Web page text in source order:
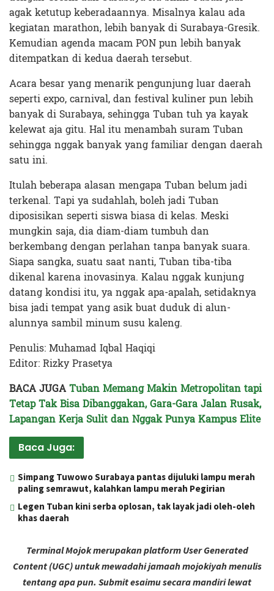
agak ketutup keberadaannya. Misalnya kalau ada
kegiatan marathon, lebih banyak di Surabaya-Gresik.
Kemudian agenda macam PON pun lebih banyak
ditempatkan di kedua daerah tersebut.
Acara besar yang menarik pengunjung luar daerah
seperti expo, carnival, dan festival kuliner pun lebih
banyak di Surabaya, sehingga Tuban tuh ya kayak
kelewat aja gitu. Hal itu menambah suram Tuban
sehingga nggak banyak yang familiar dengan daerah
satu ini.
Itulah beberapa alasan mengapa Tuban belum jadi
terkenal. Tapi ya sudahlah, boleh jadi Tuban
diposisikan seperti siswa biasa di kelas. Meski
mungkin saja, dia diam-diam tumbuh dan
berkembang dengan perlahan tanpa banyak suara.
Siapa sangka, suatu saat nanti, Tuban tiba-tiba
dikenal karena inovasinya. Kalau nggak kunjung
datang kondisi itu, ya nggak apa-apalah, setidaknya
bisa jadi tempat yang asik buat duduk di alun-
alunnya sambil minum susu kaleng.
Penulis:Muhamad Iqbal Haqiqi
Editor: Rizky Prasetya
BACA JUGATuban Memang Makin Metropolitan tapi
Tetap Tak Bisa Dibanggakan, Gara-Gara Jalan Rusak,
Lapangan Kerja Sulit dan Nggak Punya Kampus Elite
Baca Juga:
Simpang Tuwowo Surabaya pantas dijuluki lampu merah
paling semrawut, kalahkan lampu merah Pegirian
Legen Tuban kini serba oplosan, tak layak jadi oleh-oleh
khas daerah
Terminal Mojok merupakan platform User Generated
Content (UGC) untuk mewadahi jamaah mojokiyah menulis
tentang apa pun. Submit esaimu secara mandiri lewat